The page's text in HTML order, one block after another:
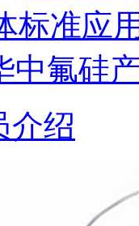
标准应
中氟硅
介绍